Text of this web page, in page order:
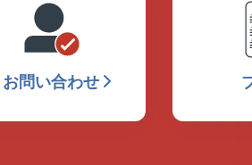
お問い合わせ